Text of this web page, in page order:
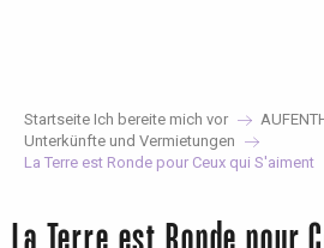
Startseite Ich bereite mich vor
Unterkünfte und Vermietungen
La Terre est Ronde pour Ceux qui S'aiment